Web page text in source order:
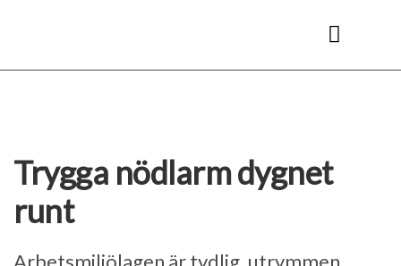
Trygga nödlarm dygnet
runt
Arbetsmiljölagen är tydlig, utrymmen